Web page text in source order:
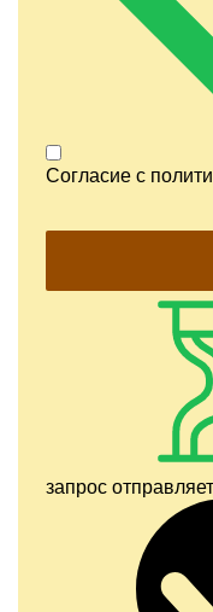
Согласие с
запрос